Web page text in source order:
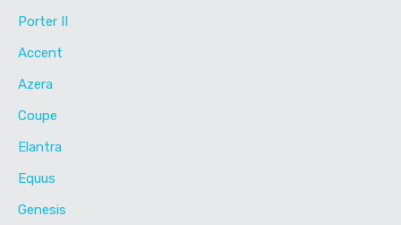
Porter II
Accent
Azera
Coupe
Elantra
Equus
Genesis